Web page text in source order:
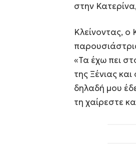
στην
Κλείνοντας,
«Τα έχω πει
της Ξένιας
δηλαδή μου
τη χαίρεστε